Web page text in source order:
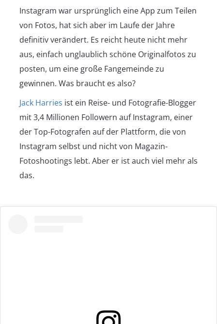
Instagram war ursprünglich eine App zum Teilen
von Fotos, hat sich aber im Laufe der Jahre
definitiv verändert. Es reicht heute nicht mehr
aus, einfach unglaublich schöne Originalfotos zu
posten, um eine große Fangemeinde zu
gewinnen. Was braucht es also?
Jack Harries ist ein Reise- und Fotografie-Blogger
mit 3,4 Millionen Followern auf Instagram, einer
der Top-Fotografen auf der Plattform, die von
Instagram selbst und nicht von Magazin-
Fotoshootings lebt. Aber er ist auch viel mehr als
das.